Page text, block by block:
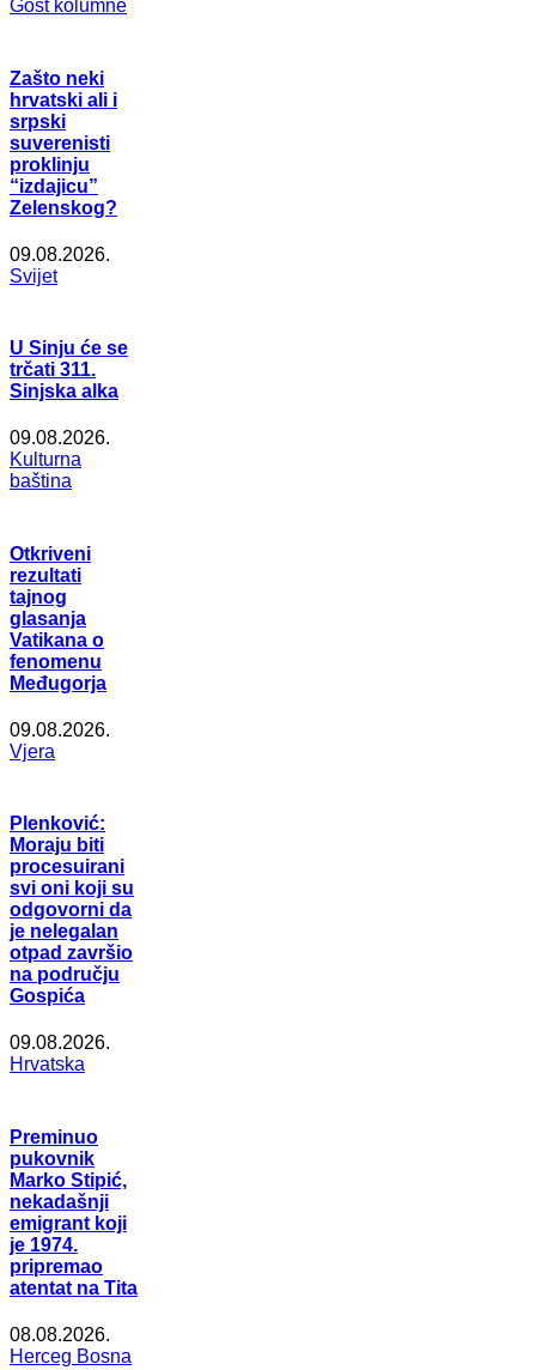
Gost kolumne
Zašto neki
hrvatski ali i
srpski
suverenisti
proklinju
“izdajicu”
Zelenskog?
09.08.2026.
Svijet
U Sinju će se
trčati 311.
Sinjska alka
09.08.2026.
Kulturna
baština
Otkriveni
rezultati
tajnog
glasanja
Vatikana o
fenomenu
Međugorja
09.08.2026.
Vjera
Plenković:
Moraju biti
procesuirani
svi oni koji su
odgovorni da
je nelegalan
otpad završio
na području
Gospića
09.08.2026.
Hrvatska
Preminuo
pukovnik
Marko Stipić,
nekadašnji
emigrant koji
je 1974.
pripremao
atentat na Tita
08.08.2026.
Herceg Bosna